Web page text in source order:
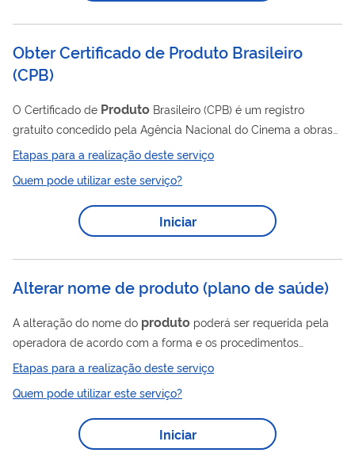
órgãos executivos de trânsito dos...
Obter Certificado de Produto Brasileiro
(CPB)
O Certificado de Produto Brasileiro (CPB) é um registro
gratuito concedido pela Agência Nacional do Cinema a obras
audiovisuais não publicitárias brasileiras. Constitui certificado
de origem das obras brasileiras, identificando o título da obra,
duração, classificação, tipologia, organização temporal, ano de
produção, formato, diretor, empresas produtoras e detentores
de cotas patrimoniais sobre a obra. O CPB é registro
sua...
Etapas para a realização deste serviço
Quem pode utilizar este serviço?
Iniciar
Alterar nome de produto (plano de saúde)
A alteração do nome do produto poderá ser requerida pela
operadora de acordo com a forma e os procedimentos
definidos na Instrução Normativa nº28/2022.
Etapas para a realização deste serviço
Quem pode utilizar este serviço?
Iniciar